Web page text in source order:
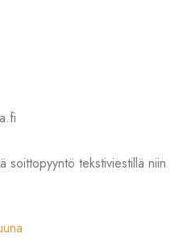
soittopyyntö tekstiviestillä niin